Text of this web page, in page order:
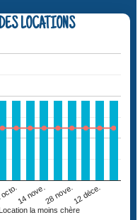
LOCATIONS
Location la moins chère
14 nove.28 nove.12 déce.